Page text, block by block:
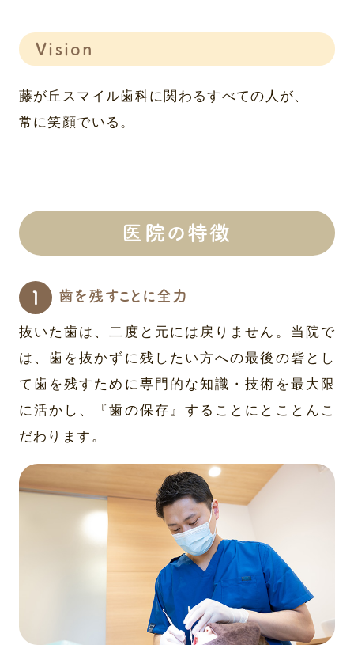
Vision
藤が丘スマイル歯科に関わるすべての人が、
常に笑顔でいる。
医院の特徴
歯を残すことに全力
抜いた歯は、二度と元には戻りません。当院で
は、歯を抜かずに残したい方への最後の砦とし
て歯を残すために専門的な知識・技術を最大限
に活かし、『歯の保存』することにとことんこ
だわります。